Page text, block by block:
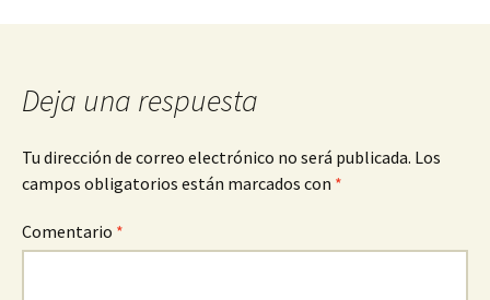
Deja una respuesta
Tu dirección de correo electrónico no será publicada. Los
campos obligatorios están marcados con *
Comentario *